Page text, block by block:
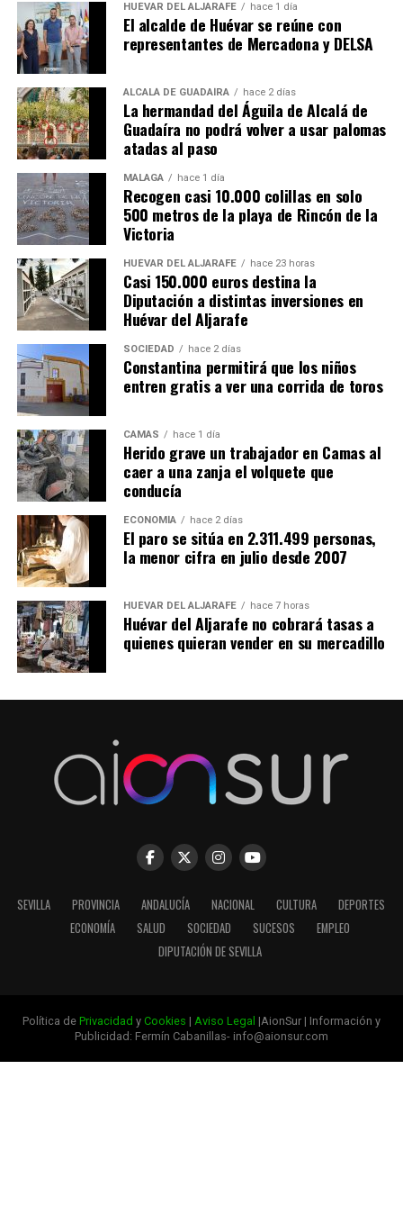
HUÉVAR DEL ALJARAFE hace 1 día
El alcalde de Huévar se reúne con
representantes de Mercadona y DELSA
ALCALÁ DE GUADAÍRA hace 2 días
La hermandad del Águila de Alcalá de
Guadaíra no podrá volver a usar palomas
atadas al paso
MÁLAGA hace 1 día
Recogen casi 10.000 colillas en solo
500 metros de la playa de Rincón de la
Victoria
HUÉVAR DEL ALJARAFE hace 23 horas
Casi 150.000 euros destina la
Diputación a distintas inversiones en
Huévar del Aljarafe
SOCIEDAD hace 2 días
Constantina permitirá que los niños
entren gratis a ver una corrida de toros
CAMAS hace 1 día
Herido grave un trabajador en Camas al
caer a una zanja el volquete que
conducía
ECONOMÍA hace 2 días
El paro se sitúa en 2.311.499 personas,
la menor cifra en julio desde 2007
HUÉVAR DEL ALJARAFE hace 7 horas
Huévar del Aljarafe no cobrará tasas a
quienes quieran vender en su mercadillo
SEVILLA PROVINCIA ANDALUCÍA NACIONAL CULTURA
DEPORTES
ECONOMÍA
SALUD SOCIEDAD SUCESOS
EMPLEO
DIPUTACIÓN DE SEVILLA
Política de Privacidad y Cookies | Aviso Legal |AionSur | Información y
Publicidad: Fermín Cabanillas- info@aionsur.com